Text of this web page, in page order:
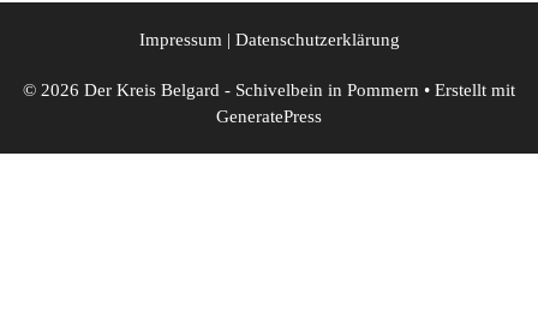
Impressum | Datenschutzerklärung
© 2026 Der Kreis Belgard - Schivelbein in Pommern • Erstellt mit
GeneratePress